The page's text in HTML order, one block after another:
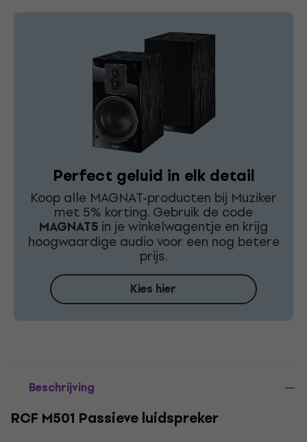
Perfect geluid in elk detail
Koop alle MAGNAT-producten bij Muziker
met 5% korting. Gebruik de code
MAGNAT5 in je winkelwagentje en krijg
hoogwaardige audio voor een nog betere
prijs.
Kies hier
Beschrijving
RCF M501 Passieve luidspreker